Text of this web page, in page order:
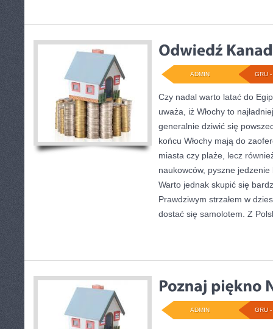
GRU
ADMIN
Czy nadal warto latać do
uważa, iż Włochy to
generalnie dziwić się
końcu Włochy mają do
miasta czy plaże, lecz
naukowców, pyszne
Warto jednak skupić się
Prawdziwym strzałem w
dostać się samolotem. Z
GRU
ADMIN